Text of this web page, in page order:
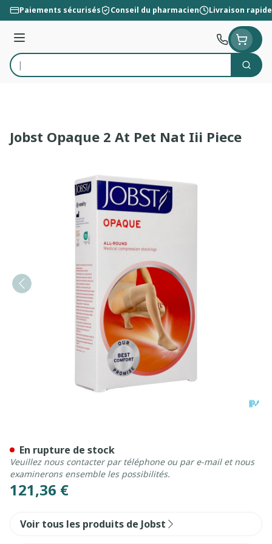
Aller au contenu
Paiements sécurisés Conseil du pharmacien Livraison rapide
Menu
Rechercher
Jobst Opaque 2 At Pet Nat Iii Piece
121,36 €
En rupture de stock
Veuillez nous contacter par téléphone ou par e-mail et nous
examinerons ensemble les possibilités.
Voir tous les produits de Jobst